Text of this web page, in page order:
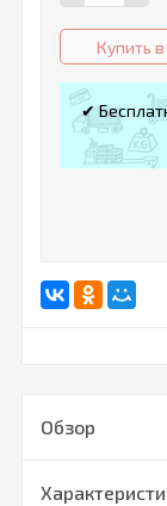
Купить в
✔
Обзор